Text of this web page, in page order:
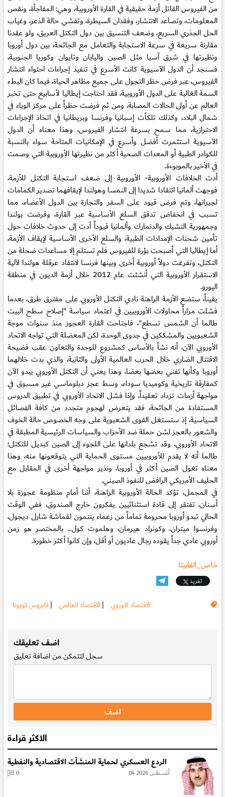
من الفيروس القاتل أزمة حقيقية في القارة الأوروبية، وهي: المفاجأة، ونقص
المعلومات، وتصاعد الانتشار، وفقدان السيطرة، وتفشي حالة الذعر، وغياب
الحل الجذري السريع، وضعف التنسيق بين دول التكتل العريق، ولو عقدنا
مقارنة سريعة في سرعة الاستجابة والتعامل مع الجائحة، بين دول أوروبا
ونظيرتها في شرق آسيا مثل الصين واليابان وتايوان وكوريا الجنوبية،
فسنجد أن الدول الآسيوية كانت الأسرع في تنفيذ إجراءات احتواء انتشار
الفيروس، عبر فرض حظر التجول على جميع مظاهر الحياة، فيما كان البطء
السمة الغالبة على الدول الأوروبية، فقد احتاجت إيطاليا لأسابيع حتى تخبر
العالم عن أولى الحالات المصابة، ومن ثم فرضت حظراً على مركز الوباء في
شمال البلاد، وكذلك تلكأت إسبانيا وفرنسا وبريطانيا في اتخاذ الإجراءات
الاحترازية، مما سمح بسرعة انتشار الفيروس، وهذا معناه أن الدول
الآسيوية استثمرت أفضل وأسرع في الإمكانيات المتاحة سواء بالنسبة
للكوادر الطبية أو المعدات الصحية أكثر من نظيرتها الأوروبية التي وصمت
في الأخير بالموبوءة.
أدت الخلافات الأوروبية- الأوروبية إلى ضعف استجابة التكتل للأزمة،
فوجهت ألمانيا انتقادا شديدا إلى النمسا وهولندا لإيقافهما تصدير الكمامات
لجيرانها، وتم فرض قيود على السفر والتجارة بين الدول الأعضاء، مما
تسبب في انخفاض تدفق السلع الأساسية عبر القارة، وفرضت بولندا
وجمهورية التشيك والدنمارك وألمانيا قيوداً أدت إلى حدوث خلافات حول
تأمين شحنات الإمدادات الطبية، والسلع الأخرى الأساسية لإيقاف الأزمة،
أما إيطاليا التي أصبحت بؤرة للفيروس فلم تستلم إلا مساعدات ضحلة من
التكتل، وتفرغت دولاً أوروبية أخرى وبينها فرنسا لانتقاد عرقلة هولندا لآلية
الاستقرار الأوروبية التي أنشئت عام 2012 خلال أزمة الديون في منطقة
اليورو.
يقيناً، ستضع الأزمة الراهنة نادي التكتل الأوروبي على مفترق طرق، بعدما
فشلت مراراً محاولات الأوروبيين في اعتماد سياسة "إصلاح سطح البيت
طالما أن الشمس تسطع"، فاجتاحت القارة العجوز منذ سنوات موجة
الشعبويين والمشككين في جدوى الوحدة، لكن المعضلة التي تواجه الاتحاد
الأوروبي الآن، أنه نشأ بالأساس كمشروع للوحدة والتعاون عقب فضيحة
الاقتتال الضاري خلال الحرب العالمية الأولى والثانية، والذي بدت خلالهما
أوروبا وكأنها تفني بعضها بعضا، وهذا يعني أن التكتل الأوروبي يبدو الآن
كمفارقة تاريخية وكوميديا سوداء، وسط عجز دبلوماسي غير مسبوق في
مواجهة أزمات تزداد تعقيداً، وإذا فشل الاتحاد الأوروبي في تطبيق الدروس
المستفادة من الجائحة، فقد يتعرض لهجوم متجدد من كافة الفصائل
السياسية، إذ ستستغل القوى الشعبوية على وجه الخصوص حالة الخوف
والشعور بالعجز لشن حملة ضد الأحزاب والسياسات الرئيسية المطبقة في
الاتحاد الأوروبي، وقد تشجع بلدانها على اللجوء إلى الصين كبديل للتكتل؛
طالما أنه لا يقدم للأوروبيين مستوى الحماية التي يتوقعونها منه، وهذا
معناه تغول الصين أكثر في أوروبا، ونذير مواجهة أخرى في المقابل مع
الحليف الأمريكي الرافض للنفوذ الصيني.
في المجمل، تؤكد الحالة الأوروبية الراهنة، أننا أمام منظومة عجوزة بلا
أسنان، تفتقر إلى قادة استثنائيين يفكرون خارج الصندوق، ففي الوقت
الحالي تبدو أوروبا محرومة تماماً من زعماء ينتمون لقماشة شارل ديجول،
وفرنسوا ميتران، وكونراد هيرمان، وهلموت كول.. بالمختصر هو زمن
أوروبي عادي جداً يقوده رجال عاديون أو أقل، وإن كانوا أكثر خطورة.
خاص_الفابيتا
تغريد
الاقتصاد الاوروبي | الاقتصاد العالمي |فايروس كورونا
اضف تعليقك
سجللتتمكن من اضافة تعليق
الاكثر قراءة
الردع العسكري لحماية المنشآت الاقتصادية والنفطية
04 أغسطس 2026 0